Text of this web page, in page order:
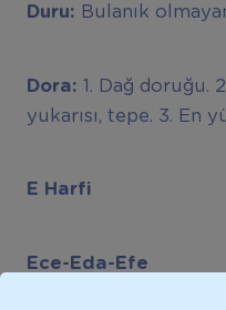
Duru: Bulanık
Dora: 1. Dağ doruğu.
yukarısı, tepe. 3. En
E Harfi
Ece-Eda-Efe